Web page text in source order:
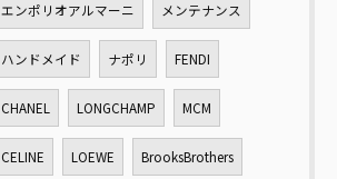
エンポリオアルマーニ メンテナンス
ハンドメイド ナポリ FENDI
CHANEL LONGCHAMP MCM
CELINE LOEWE BrooksBrothers